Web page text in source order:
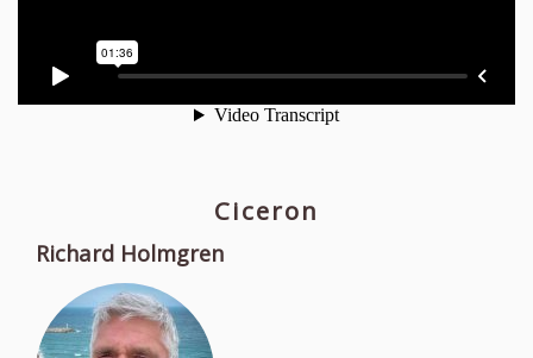
Ciceron
Richard Holmgren